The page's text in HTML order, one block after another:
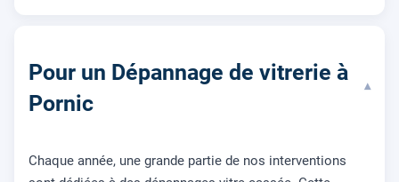
Pour un Dépannage de vitrerie à
Pornic
▾
Chaque année, une grande partie de nos interventions